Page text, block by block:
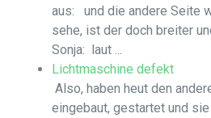
aus: und die andere Seite
sehe, ist der doch breiter
Sonja: laut ...
Lichtmaschine defekt
Also, haben heut den
eingebaut, gestartet und